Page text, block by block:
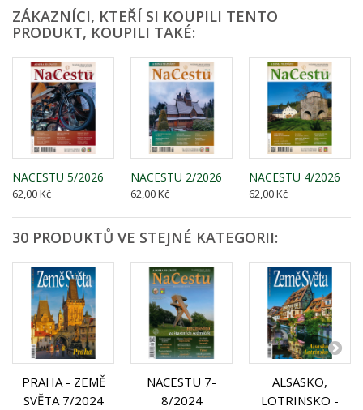
ZÁKAZNÍCI, KTEŘÍ SI KOUPILI TENTO
PRODUKT, KOUPILI TAKÉ:
NACESTU 5/2026
62,00 Kč
NACESTU 2/2026
62,00 Kč
NACESTU 4/2026
62,00 Kč
30 PRODUKTŮ VE STEJNÉ KATEGORII:
PRAHA - ZEMĚ
SVĚTA 7/2024
NACESTU 7-
8/2024
ALSASKO,
LOTRINSKO -